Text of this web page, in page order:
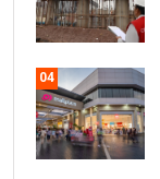
04